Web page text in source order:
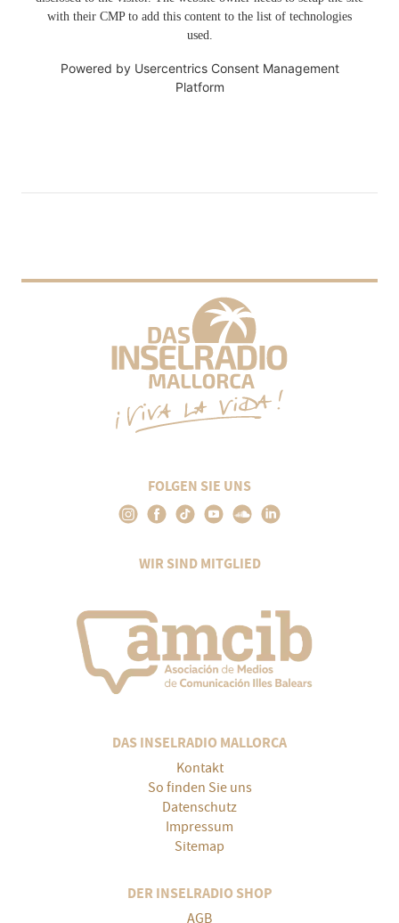
with their CMP to add this content to the list of technologies
used.
Powered by Usercentrics Consent Management
Platform
FOLGEN SIE UNS
WIR SIND MITGLIED
DAS INSELRADIO MALLORCA
Kontakt
So finden Sie uns
Datenschutz
Impressum
Sitemap
DER INSELRADIO SHOP
AGB